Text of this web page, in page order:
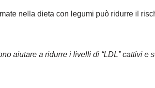
nella dieta con legumi può ridurre il
aiutare a ridurre i livelli di “LDL” cattivi e